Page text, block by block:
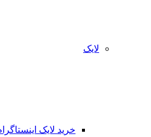
لایک
خرید لایک